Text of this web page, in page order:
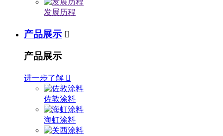
发展历程
产品展示 
产品展示
进一步了解 
佐敦涂料
海虹涂料